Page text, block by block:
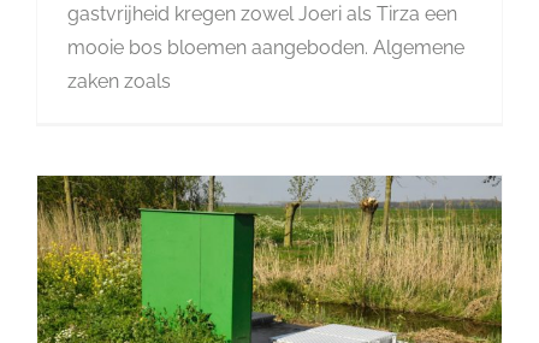
gastvrijheid kregen zowel Joeri als Tirza een
mooie bos bloemen aangeboden. Algemene
zaken zoals